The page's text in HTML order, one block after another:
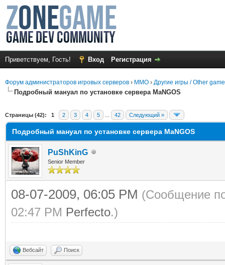
Приветствуем, Гость! Вход Регистрация
Форум администраторов игровых серверов › MMO › Другие игры / Other
Подробный мануал по установке сервера MaNGOS
Страницы (42): 1 2 3 4 5 42 Следующий »
Подробный мануал по установке сервера MaNGOS
PuShKinG
Senior Member
08-07-2009, 06:05 PM (Сообщение
02:47 PM Perfecto.)
Вебсайт Поиск